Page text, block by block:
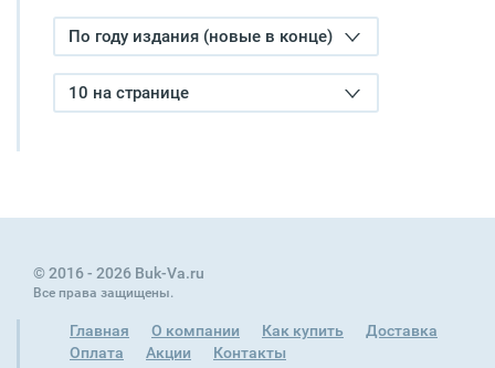
По году издания (новые в конце)
10 на странице
© 2016 - 2026 Buk-Va.ru
Все права защищены.
Главная О компании Как купить
Доставка
Оплата
Акции Контакты